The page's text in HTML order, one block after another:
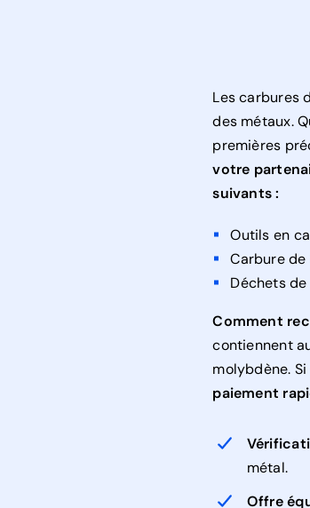
Les carbures
des métaux.
premières
votre
suivants :
Outils en
Carbure
Déchets
Comment
contiennent
molybdène.
paiement
métal.
Offre